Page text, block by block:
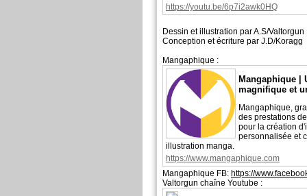
https://youtu.be/6p7i2awk0HQ
Dessin et illustration par A.S/Valtorgun
Conception et écriture par J.D/Koragg
Mangaphique :
Mangaphique |
magnifique et
Mangaphique,
des prestations
pour la création
personnalisée et
illustration manga.
https://www.mangaphique.com
Mangaphique FB: https://
Valtorgun chaîne Youtube :